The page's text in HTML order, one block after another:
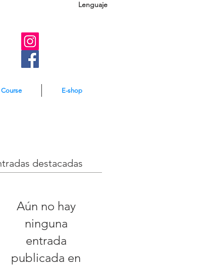
Lenguaje
E-shop
destacadas
Aún no hay
ninguna
entrada
publicada en